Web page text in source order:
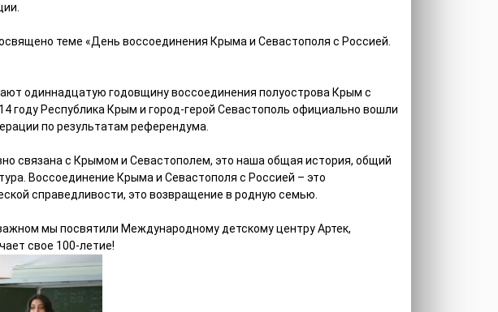
теме «День воссоединения Крыма и Севастополя с Россией.
одиннадцатую годовщину воссоединения полуострова Крым с
году Республика Крым и город-герой Севастополь официально вошли
по результатам референдума.
связана с Крымом и Севастополем, это наша общая история, общий
Воссоединение Крыма и Севастополя с Россией – это
справедливости, это возвращение в родную семью.
мы посвятили Международному детскому центру Артек,
свое 100-летие!